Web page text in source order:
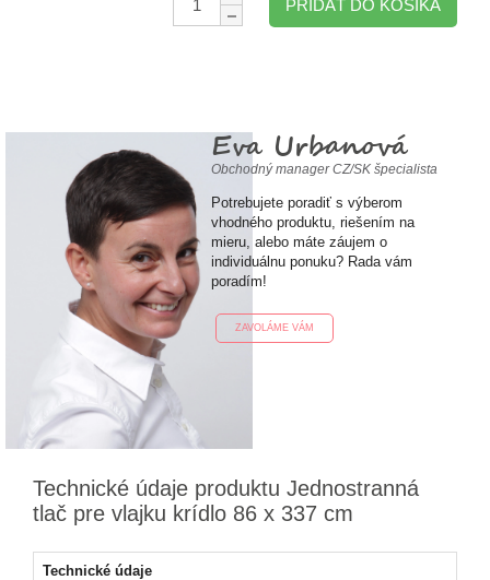
PRIDAŤ DO KOŠÍKA
Eva Urbanová
Obchodný manager CZ/SK špecialista
Potrebujete poradiť s výberom
vhodného produktu, riešením na
mieru, alebo máte záujem o
individuálnu ponuku? Rada vám
poradím!
ZAVOLÁME VÁM
Technické údaje produktu Jednostranná
tlač pre vlajku krídlo 86 x 337 cm
Technické údaje